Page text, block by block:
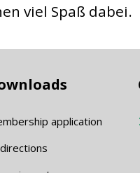
viel Spaß dabei.
application